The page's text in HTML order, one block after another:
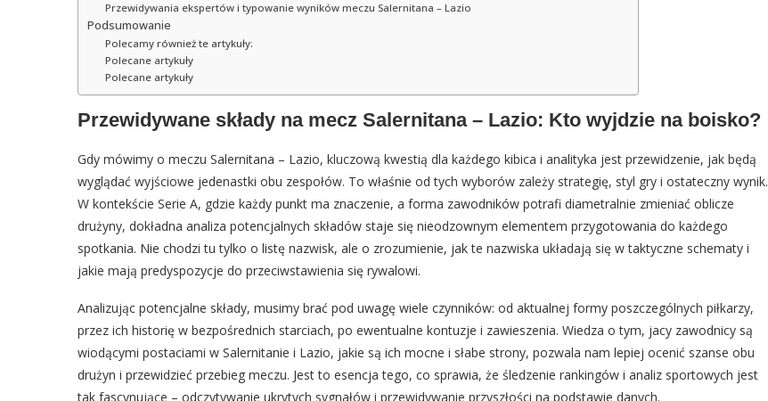
Przewidywania ekspertów i typowanie wyników meczu Salernitana – Lazio
Podsumowanie
Polecamy również te artykuły:
Polecane artykuły
Polecane artykuły
Przewidywane składy na mecz Salernitana – Lazio: Kto wyjdzie na boisko?
Gdy mówimy o meczu Salernitana – Lazio, kluczową kwestią dla każdego kibica i analityka jest przewidzenie, jak będą
wyglądać wyjściowe jedenastki obu zespołów. To właśnie od tych wyborów zależy strategię, styl gry i ostateczny wynik.
W kontekście Serie A, gdzie każdy punkt ma znaczenie, a forma zawodników potrafi diametralnie zmieniać oblicze
drużyny, dokładna analiza potencjalnych składów staje się nieodzownym elementem przygotowania do każdego
spotkania. Nie chodzi tu tylko o listę nazwisk, ale o zrozumienie, jak te nazwiska układają się w taktyczne schematy i
jakie mają predyspozycje do przeciwstawienia się rywalowi.
Analizując potencjalne składy, musimy brać pod uwagę wiele czynników: od aktualnej formy poszczególnych piłkarzy,
przez ich historię w bezpośrednich starciach, po ewentualne kontuzje i zawieszenia. Wiedza o tym, jacy zawodnicy są
wiodącymi postaciami w Salernitanie i Lazio, jakie są ich mocne i słabe strony, pozwala nam lepiej ocenić szanse obu
drużyn i przewidzieć przebieg meczu. Jest to esencja tego, co sprawia, że śledzenie rankingów i analiz sportowych jest
tak fascynujące – odczytywanie ukrytych sygnałów i przewidywanie przyszłości na podstawie danych.